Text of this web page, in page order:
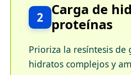
2 Carga de
proteínas
Prioriza la resíntesis de
hidratos complejos y